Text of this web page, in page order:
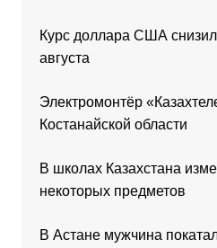
Курс доллара США
августа
Электромонтёр
Костанайской области
В школах Казахстана
некоторых предметов
В Астане мужчина